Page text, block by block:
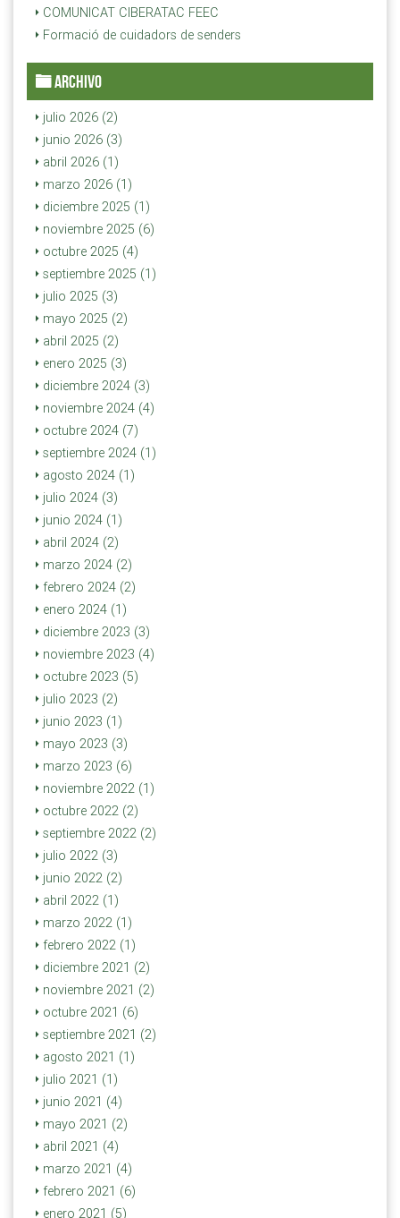
COMUNICAT CIBERATAC FEEC
Formació de cuidadors de senders
ARCHIVO
julio 2026 (2)
junio 2026 (3)
abril 2026 (1)
marzo 2026 (1)
diciembre 2025 (1)
noviembre 2025 (6)
octubre 2025 (4)
septiembre 2025 (1)
julio 2025 (3)
mayo 2025 (2)
abril 2025 (2)
enero 2025 (3)
diciembre 2024 (3)
noviembre 2024 (4)
octubre 2024 (7)
septiembre 2024 (1)
agosto 2024 (1)
julio 2024 (3)
junio 2024 (1)
abril 2024 (2)
marzo 2024 (2)
febrero 2024 (2)
enero 2024 (1)
diciembre 2023 (3)
noviembre 2023 (4)
octubre 2023 (5)
julio 2023 (2)
junio 2023 (1)
mayo 2023 (3)
marzo 2023 (6)
noviembre 2022 (1)
octubre 2022 (2)
septiembre 2022 (2)
julio 2022 (3)
junio 2022 (2)
abril 2022 (1)
marzo 2022 (1)
febrero 2022 (1)
diciembre 2021 (2)
noviembre 2021 (2)
octubre 2021 (6)
septiembre 2021 (2)
agosto 2021 (1)
julio 2021 (1)
junio 2021 (4)
mayo 2021 (2)
abril 2021 (4)
marzo 2021 (4)
febrero 2021 (6)
enero 2021 (5)